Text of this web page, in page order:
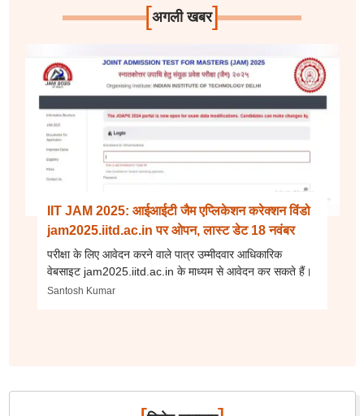
[अगली खबर]
IIT JAM 2025: आईआईटी जैम एप्लिकेशन करेक्शन विंडो
jam2025.iitd.ac.in पर ओपन, लास्ट डेट 18 नवंबर
परीक्षा के लिए आवेदन करने वाले पात्र उम्मीदवार आधिकारिक
वेबसाइट jam2025.iitd.ac.in के माध्यम से आवेदन कर सकते हैं।
Santosh Kumar